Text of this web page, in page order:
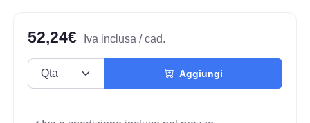
52,24€ Iva inclusa / cad.
Aggiungi